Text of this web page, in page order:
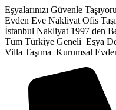
İçeriğe
atla
Eşyalarınızı Güvenle
Evden Eve Nakliyat Ofis
İstanbul Nakliyat 1997 den
Tüm Türkiye Geneli Eşya
Villa Taşıma Kurumsal